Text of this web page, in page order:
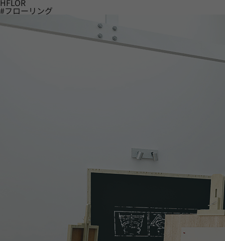
HFLOR
#フローリング